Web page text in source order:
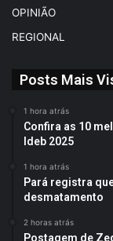
OPINIÃO
REGIONAL
Posts Mais
1 hora atrás
Confira as 10
Ideb 2025
1 hora atrás
Pará registra
desmatamento
2 horas atrás
Postagem de